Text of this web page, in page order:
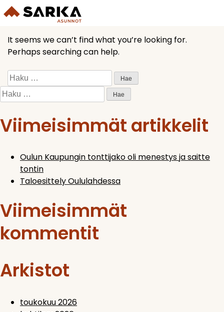
Skip
toNothing Found
It seems we can’t find what you’re looking for.
Perhaps searching can help.
Haku:
Haku:
Viimeisimmät artikkelit
Oulun Kaupungin tonttijako oli menestys ja saitte
tontin
Taloesittely Oululahdessa
Viimeisimmät
kommentit
Arkistot
toukokuu 2026